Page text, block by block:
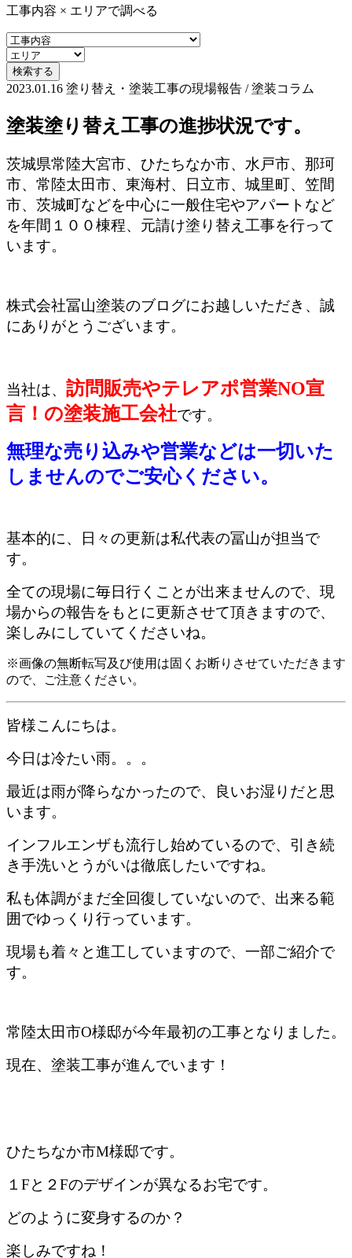
工事内容 × エリアで調べる
2023.01.16 塗り替え・塗装工事の現場報告 / 塗装コラム
塗装塗り替え工事の進捗状況です。
茨城県常陸大宮市、ひたちなか市、水戸市、那珂
市、常陸太田市、東海村、日立市、城里町、笠間
市、茨城町などを中心に一般住宅やアパートなど
を年間１００棟程、元請け塗り替え工事を行って
います。
株式会社冨山塗装のブログにお越しいただき、誠
にありがとうございます。
当社は、 訪問販売やテレアポ営業NO宣
言！の塗装施工会社です。
無理な売り込みや営業などは一切いた
しませんのでご安心ください。
基本的に、日々の更新は私代表の冨山が担当で
す。
全ての現場に毎日行くことが出来ませんので、現
場からの報告をもとに更新させて頂きますので、
楽しみにしていてくださいね。
※画像の無断転写及び使用は固くお断りさせていただきます
ので、ご注意ください。
皆様こんにちは。
今日は冷たい雨。。。
最近は雨が降らなかったので、良いお湿りだと思
います。
インフルエンザも流行し始めているので、引き続
き手洗いとうがいは徹底したいですね。
私も体調がまだ全回復していないので、出来る範
囲でゆっくり行っています。
現場も着々と進工していますので、一部ご紹介で
す。
常陸太田市O様邸が今年最初の工事となりました。
現在、塗装工事が進んでいます！
ひたちなか市M様邸です。
１Fと２Fのデザインが異なるお宅です。
どのように変身するのか？
楽しみですね！